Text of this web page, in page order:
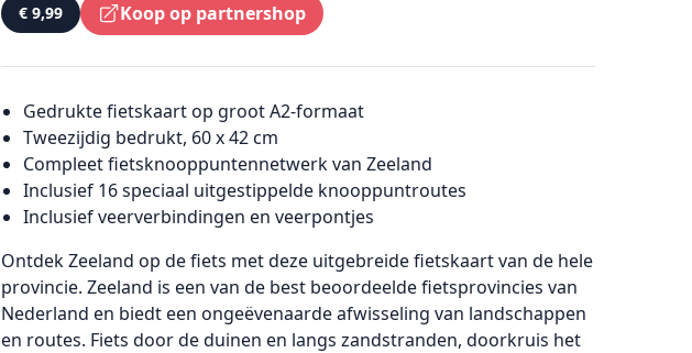
€ 9,99 Koop op partnershop
Gedrukte fietskaart op groot A2-formaat
Tweezijdig bedrukt, 60 x 42 cm
Compleet fietsknooppuntennetwerk van Zeeland
Inclusief 16 speciaal uitgestippelde knooppuntroutes
Inclusief veerverbindingen en veerpontjes
Ontdek Zeeland op de fiets met deze uitgebreide fietskaart van de hele
provincie. Zeeland is een van de best beoordeelde fietsprovincies van
Nederland en biedt een ongeëvenaarde afwisseling van landschappen
en routes. Fiets door de duinen en langs zandstranden, doorkruis het